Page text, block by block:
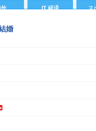
IT 経済 ス
婚